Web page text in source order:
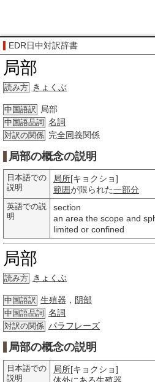
EDR日中対訳辞書
局部
読み方 きょくぶ
中国語訳 局部
中国語品詞 名詞
対訳の関係 完全同義関係
局部の概念の説明
日本語での
説明
局所[キョクショ]
範囲が限られた一部分
英語での説
明
section
an area the scope and
limited or confined
局部
読み方 きょくぶ
中国語訳 生殖器 ， 阴部
中国語品詞 名詞
対訳の関係 パラフレーズ
局部の概念の説明
日本語での
説明
局所[キョクショ]